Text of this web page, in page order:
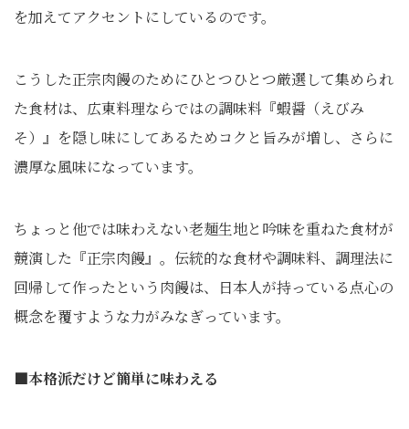
を加えてアクセントにしているのです。
こうした正宗肉饅のためにひとつひとつ厳選して集められ
た食材は、広東料理ならではの調味料『蝦醤（えびみ
そ）』を隠し味にしてあるためコクと旨みが増し、さらに
濃厚な風味になっています。
ちょっと他では味わえない老麺生地と吟味を重ねた食材が
競演した『正宗肉饅』。伝統的な食材や調味料、調理法に
回帰して作ったという肉饅は、日本人が持っている点心の
概念を覆すような力がみなぎっています。
■本格派だけど簡単に味わえる